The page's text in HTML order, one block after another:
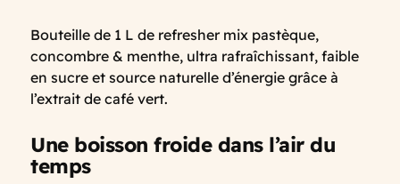
Bouteille de 1 L de refresher mix pastèque,
concombre & menthe, ultra rafraîchissant, faible
en sucre et source naturelle d’énergie grâce à
l’extrait de café vert.
Une boisson froide dans l’air du
temps